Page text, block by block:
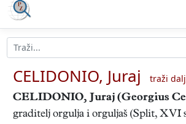
CELIDONIO, Juraj
traži
CELIDONIO, Juraj (Georgius
graditelj orgulja i orguljaš (Split, XVI